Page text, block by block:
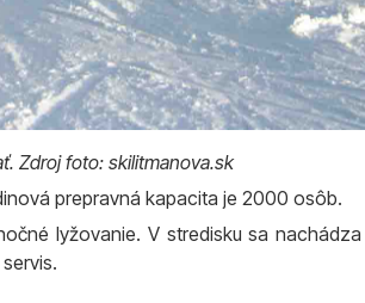
Zdroj foto: skilitmanova.sk
prepravná kapacita je 2000 osôb.
lyžovanie. V stredisku sa